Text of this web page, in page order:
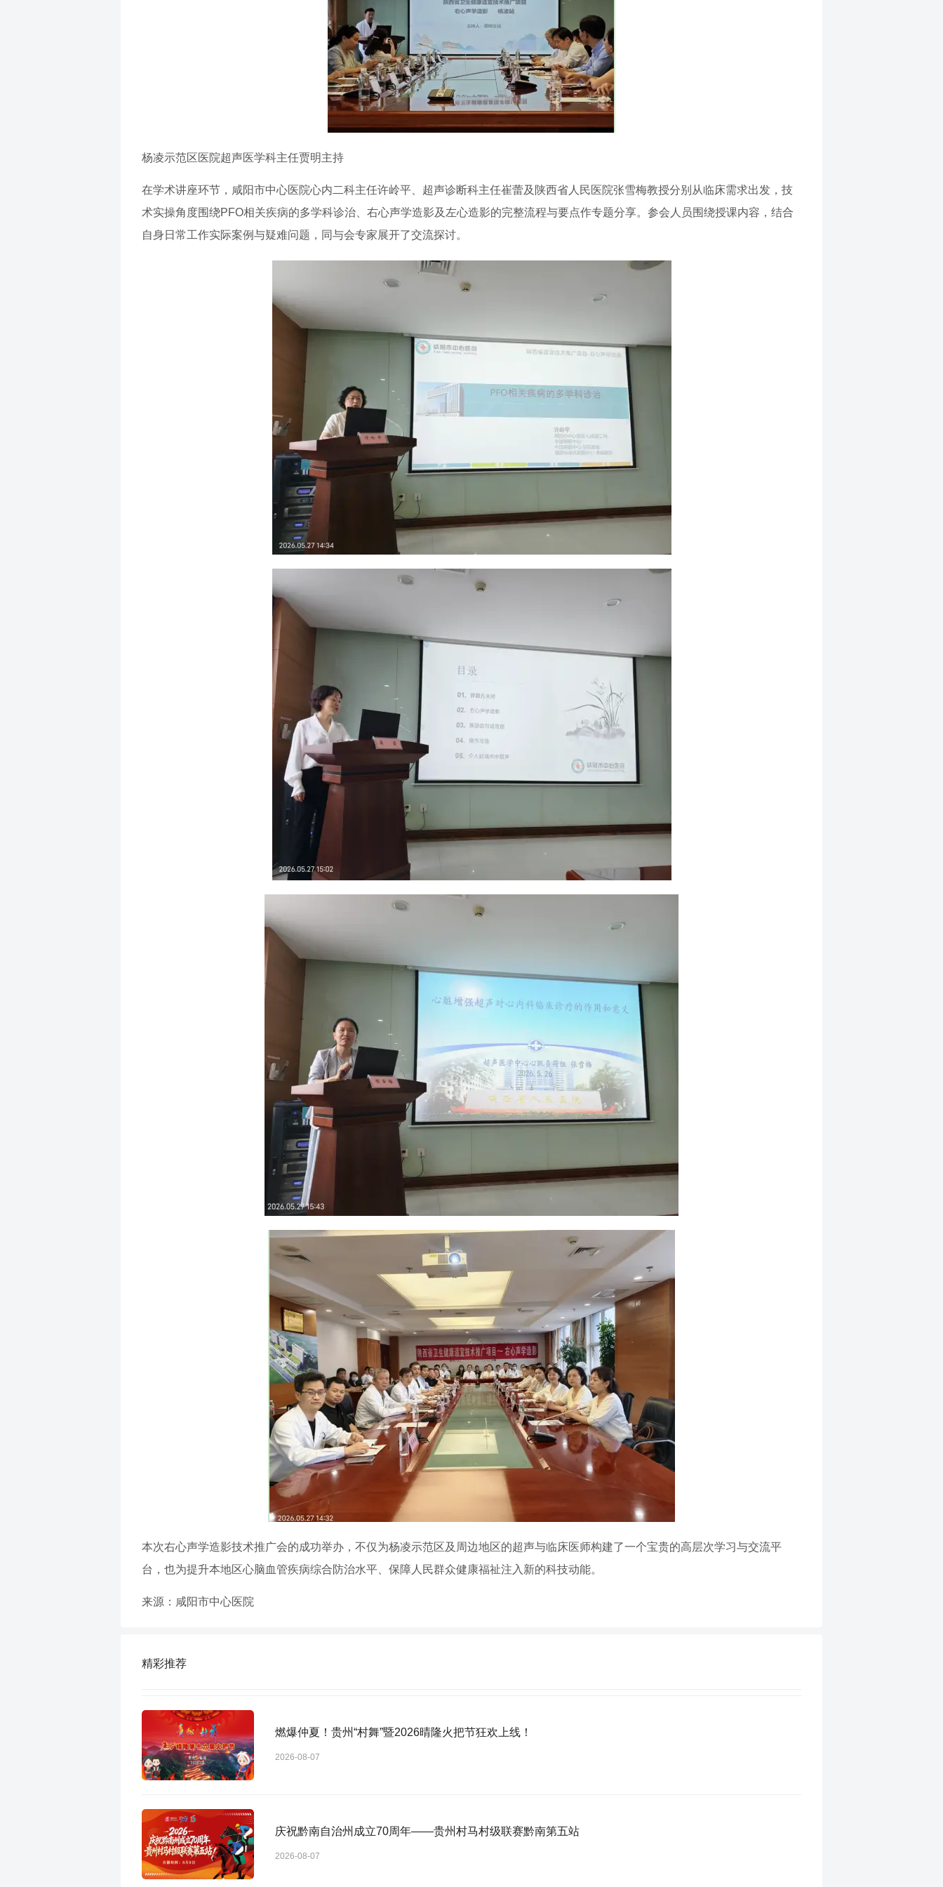
杨凌示范区医院超声医学科主任贾明主持
在学术讲座环节，咸阳市中心医院心内二科主任许岭平、超声诊断科主任崔蕾及陕西省人民医院张雪梅教授分别从临床需求出发，技
术实操角度围绕PFO相关疾病的多学科诊治、右心声学造影及左心造影的完整流程与要点作专题分享。参会人员围绕授课内容，结合
自身日常工作实际案例与疑难问题，同与会专家展开了交流探讨。
本次右心声学造影技术推广会的成功举办，不仅为杨凌示范区及周边地区的超声与临床医师构建了一个宝贵的高层次学习与交流平
台，也为提升本地区心脑血管疾病综合防治水平、保障人民群众健康福祉注入新的科技动能。
来源：咸阳市中心医院
精彩推荐
燃爆仲夏！贵州“村舞”暨2026晴隆火把节狂欢上线！
2026-08-07
庆祝黔南自治州成立70周年——贵州村马村级联赛黔南第五站
2026-08-07